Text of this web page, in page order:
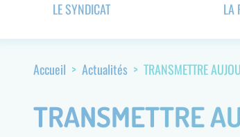
principale
(header)
LE SYNDICAT LA
Fil
Accueil Actualités TRANSMETTRE
TRANSMETTRE